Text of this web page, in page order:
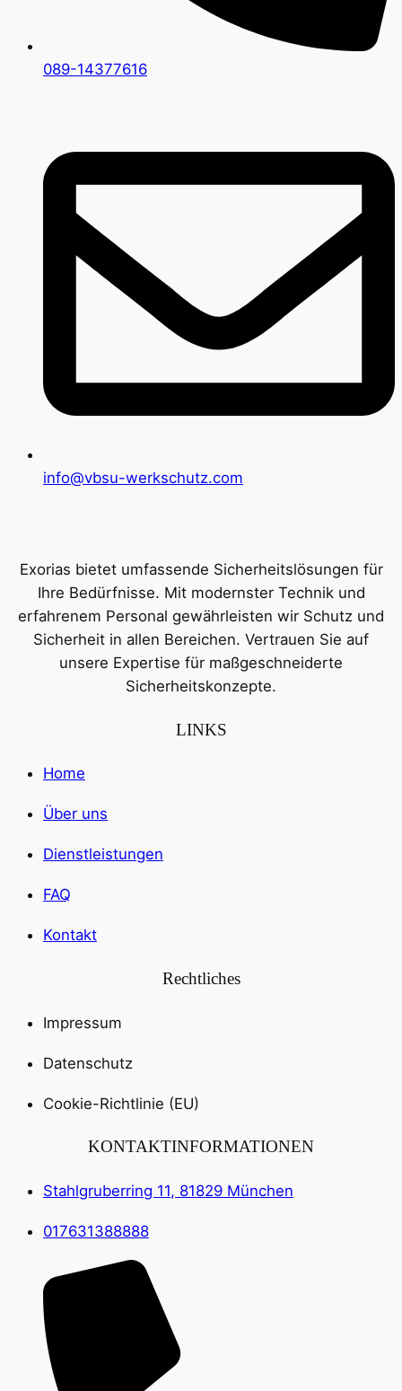
089-14377616
info@vbsu-werkschutz.com
Exorias bietet umfassende Sicherheitslösungen für
Ihre Bedürfnisse. Mit modernster Technik und
erfahrenem Personal gewährleisten wir Schutz und
Sicherheit in allen Bereichen. Vertrauen Sie auf
unsere Expertise für maßgeschneiderte
Sicherheitskonzepte.
LINKS
Home
Über uns
Dienstleistungen
FAQ
Kontakt
Rechtliches
Impressum
Datenschutz
Cookie-Richtlinie (EU)
KONTAKTINFORMATIONEN
Stahlgruberring 11, 81829 München
017631388888